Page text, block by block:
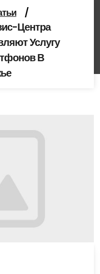
/
Центра
Услугу
В